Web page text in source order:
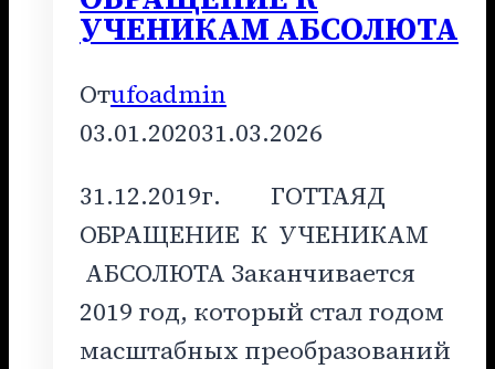
УЧЕНИКАМ АБСОЛЮТА
Отufoadmin
03.01.202031.03.2026
31.12.2019г. ГОТТАЯД
ОБРАЩЕНИЕ К УЧЕНИКАМ
АБСОЛЮТА Заканчивается
2019 год, который стал годом
масштабных преобразований